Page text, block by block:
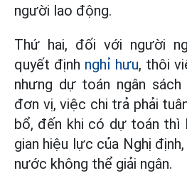
người lao động.
Thứ hai, đối với người
quyết định nghỉ hưu, thôi
nhưng dự toán ngân
đơn vị, việc chi trả phải
bổ, đến khi có dự toán thì
gian hiệu lực của Nghị
nước không thể giải ngân.